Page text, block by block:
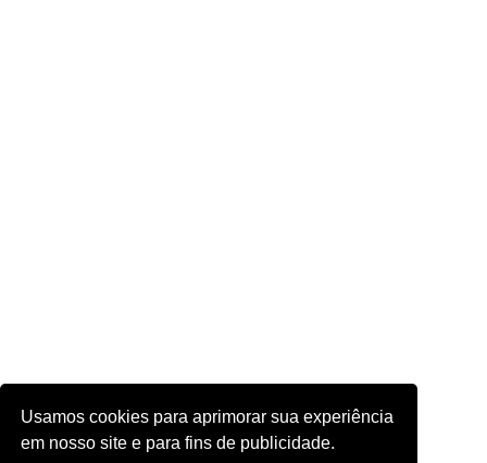
Usamos cookies para aprimorar sua experiência
em nosso site e para fins de publicidade.